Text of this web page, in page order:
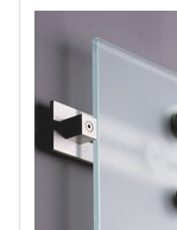
2250,0 mm (1)
document
disponible